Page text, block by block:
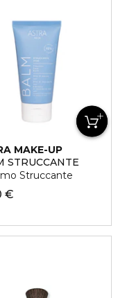
MAKE-UP
STRUCCANTE
Struccante
€